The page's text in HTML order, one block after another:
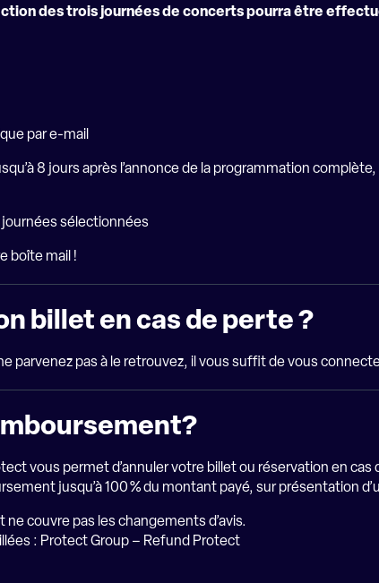
des trois journées de concerts pourra être
par e-mail
8 jours après l’annonce de la programmation
sélectionnées
boîte mail !
mon billet en cas de perte ?
parvenez pas à le retrouvez, il vous suffit de vous
vous permet d’annuler votre billet ou réservation en
jusqu’à 100 % du montant payé, sur présentation
couvre pas les changements d’avis.
: Protect Group – Refund Protect